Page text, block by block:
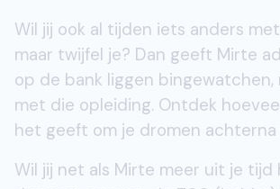
Wil jij ook al tijden iets anders
maar twijfel je? Dan geeft Mirte
op de bank liggen bingewatchen,
met die opleiding. Ontdek
het geeft om je dromen achterna
Wil jij net als Mirte meer uit je tijd